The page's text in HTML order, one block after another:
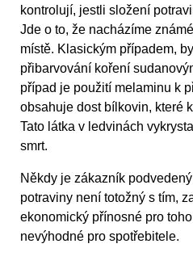
kontrolují, jestli složení
Jde o to, že nacházíme
místě. Klasickým případem,
přibarvování koření
případ je použití melaminu k
obsahuje dost bílkovin, které
Tato látka v ledvinách
smrt.
Někdy je zákazník
potraviny není totožný s tím,
ekonomický přínosné pro
nevýhodné pro spotřebitele.